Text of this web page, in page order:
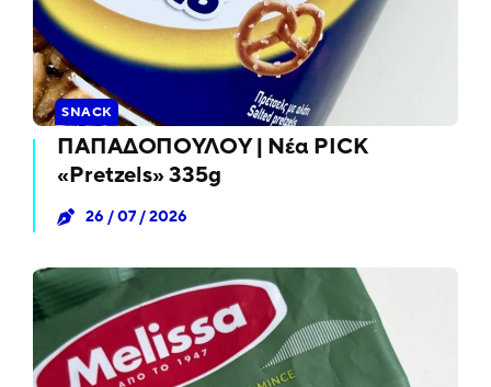
SNACK
ΠΑΠΑΔΟΠΟΥΛΟΥ | Νέα PICK
«Pretzels» 335g
26 / 07 / 2026